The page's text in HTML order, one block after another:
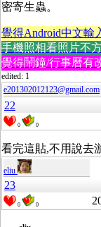
密寄生蟲。
覺得Android中文輸
手機照相看照片不
覺得鬧鐘/行事曆有
edited: 1
e201302012123@gmail.com
22
0 0
看完這貼,不用說去
eliu
23
0 0